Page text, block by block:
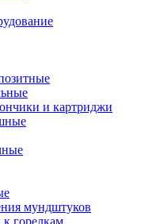
и картриджи
мундштуков
горелкам